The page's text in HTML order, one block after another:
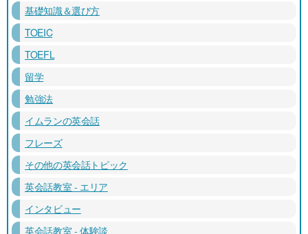
基礎知識＆選び方
TOEIC
TOEFL
留学
勉強法
イムランの英会話
フレーズ
その他の英会話トピック
英会話教室 - エリア
インタビュー
英会話教室 - 体験談